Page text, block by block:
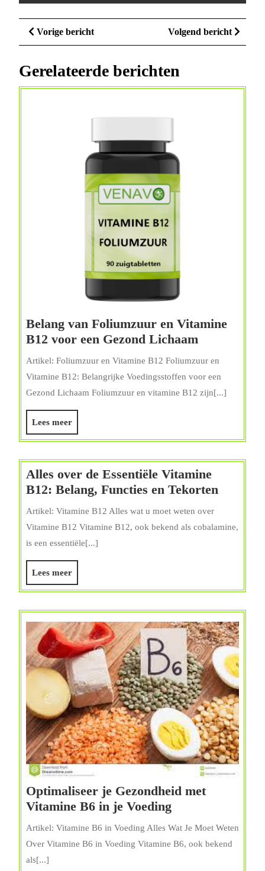
Berichtnavigatie
Vorige berichtVorige
bericht
Volgend bericht
bericht
Gerelateerde berichten
Belang van Foliumzuur en Vitamine
B12 voor een Gezond Lichaam
en
Vitamine
een
Gezond
Lichaam
Artikel: Foliumzuur en Vitamine B12 Foliumzuur en
Vitamine B12: Belangrijke Voedingsstoffen voor een
Gezond Lichaam Foliumzuur en vitamine B12 zijn[...]
Lees meerLees
meer
Alles over de Essentiële Vitamine
B12: Belang, Functies en Tekorten
Functies
en
Artikel: Vitamine B12 Alles wat u moet weten over
Vitamine B12 Vitamine B12, ook bekend als cobalamine,
is een essentiële[...]
Lees meerLees
meer
Optimaliseer je Gezondheid met
Vitamine B6 in je VoedingOptimaliseer
je
met
Artikel: Vitamine B6 in Voeding Alles Wat Je Moet Weten
Over Vitamine B6 in Voeding Vitamine B6, ook bekend
als[...]